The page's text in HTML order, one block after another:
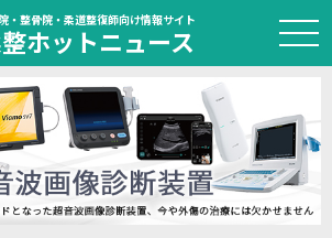
・整骨院・柔道整復師向け情報サイト
ホットニュース